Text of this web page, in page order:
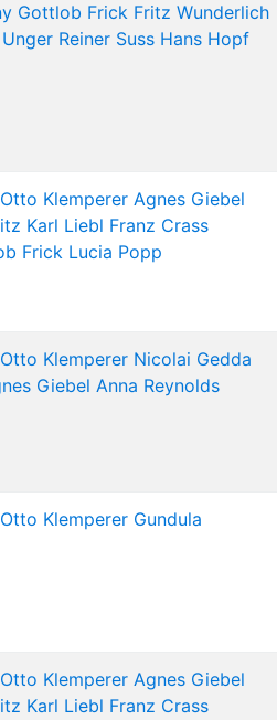
Gottlob Frick Fritz Wunderlich
Reiner Suss Hans Hopf
Otto Klemperer Agnes Giebel
Karl Liebl Franz Crass
Frick Lucia Popp
Otto Klemperer Nicolai Gedda
Giebel Anna Reynolds
Otto Klemperer Gundula
Otto Klemperer Agnes Giebel
Karl Liebl Franz Crass